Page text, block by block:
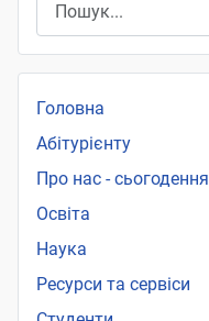
Головна
Абітурієнту
Про нас - сьогодення
Освіта
Наука
Ресурси та сервіси